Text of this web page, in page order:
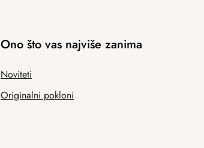
Ono što vas najviše zanima
Noviteti
Originalni pokloni